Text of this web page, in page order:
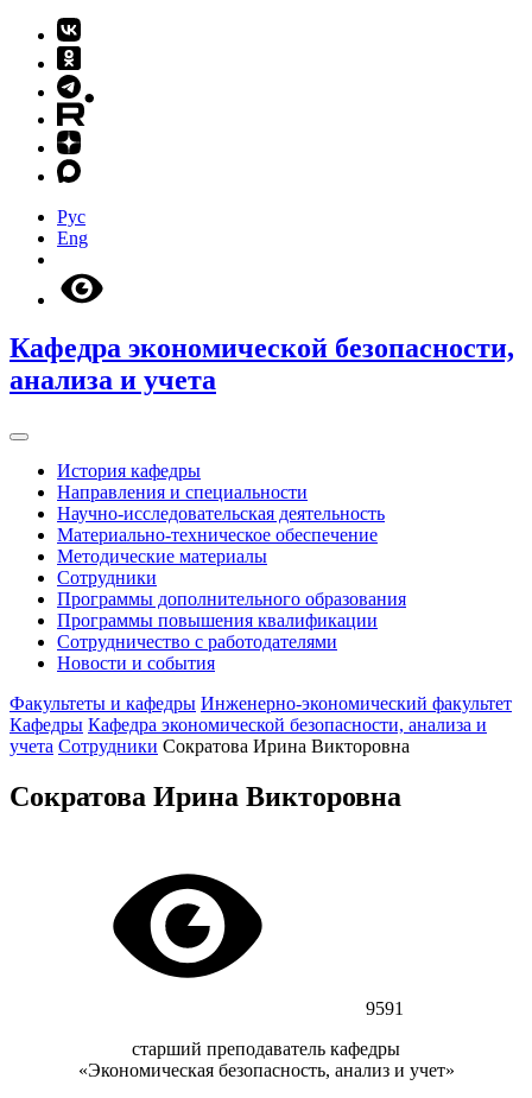
Рус
Eng
Кафедра экономической безопасности,
анализа и учета
История кафедры
Направления и специальности
Научно-исследовательская деятельность
Материально-техническое обеспечение
Методические материалы
Сотрудники
Программы дополнительного образования
Программы повышения квалификации
Сотрудничество с работодателями
Новости и события
Факультеты и кафедры Инженерно-экономический факультет
Кафедры Кафедра экономической безопасности, анализа и
учета Сотрудники Сократова Ирина Викторовна
Сократова Ирина Викторовна
9591
старший преподаватель кафедры
«Экономическая безопасность, анализ и учет»